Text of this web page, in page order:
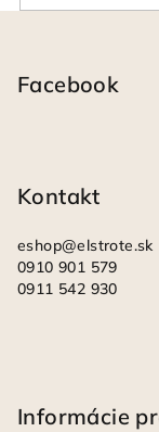
Facebook
Kontakt
eshop@elstrote.sk
0910 901 579
0911 542 930
Informácie